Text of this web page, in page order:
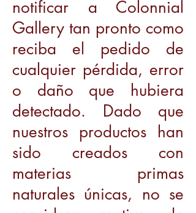
notificar a Colonnial
Gallery tan pronto como
reciba el pedido de
cualquier pérdida, error
o daño que hubiera
detectado. Dado que
nuestros productos han
sido creados con
materias primas
naturales únicas, no se